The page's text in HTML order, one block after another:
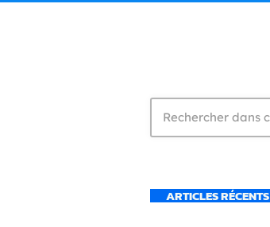
ARTICLES RÉCENTS